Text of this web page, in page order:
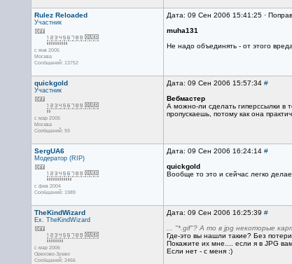
Rulez Reloaded
Участник
с янв 2005
Москва
Сообщений: 13752
Дата: 09 Сен 2006 15:41:25 ·
muha131
Не надо объединять - от этого
quickgold
Участник
с мар 2005
Москва
Сообщений: 93
Дата: 09 Сен 2006 15:57:34 #
Вебмастер
А можно-ли сделать гиперссылки в
пропускаешь, потому как она
SergUA6
Модератор (RIP)
с фев 2004
Сообщений: 1989
Дата: 09 Сен 2006 16:24:14 #
quickgold
Вообще то это и сейчас легко
TheKindWizard
Ex. TheKindWizard
с мар 2006
Орехово-Зуево
Сообщений: 2466
Дата: 09 Сен 2006 16:25:39 #
... "*.gif"? А то в jpg некоторые
Где-это вы нашли такие? Без
Покажите их мне.... если я в JPG
Если нет - с меня :)